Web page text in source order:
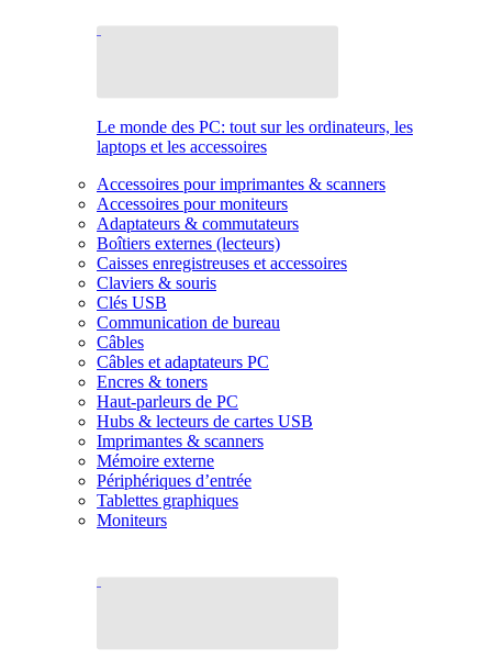
Le monde des PC: tout sur les ordinateurs, les
laptops et les accessoires
Accessoires pour imprimantes & scanners
Accessoires pour moniteurs
Adaptateurs & commutateurs
Boîtiers externes (lecteurs)
Caisses enregistreuses et accessoires
Claviers & souris
Clés USB
Communication de bureau
Câbles
Câbles et adaptateurs PC
Encres & toners
Haut-parleurs de PC
Hubs & lecteurs de cartes USB
Imprimantes & scanners
Mémoire externe
Périphériques d’entrée
Tablettes graphiques
Moniteurs